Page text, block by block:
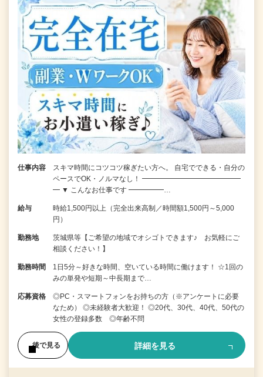
仕事内容
スキマ時間にコツコツ稼ぎたい方へ。 自宅でできる・自分の
ペースでOK・ノルマなし！ ━━━━━━━━━━━━━━
━ ▼ こんなお仕事です ━━━━━…
給与
時給1,500円以上（完全出来高制／時間額1,500円～5,000
円）
勤務地
茨城県等【ご希望の地域でオシゴトできます♪ お気軽にご
相談ください！】
勤務時間
1日5分～好きな時間、空いている時間に働けます！ ☆1回の
みの単発や短期～中長期まで…
応募資格
◎PC・スマートフォンをお持ちの方（※アンケートに必要
なため） ◎未経験者大歓迎！ ◎20代、30代、40代、50代の
女性の登録多数 ◎年齢不問
後で見る 詳細を見る